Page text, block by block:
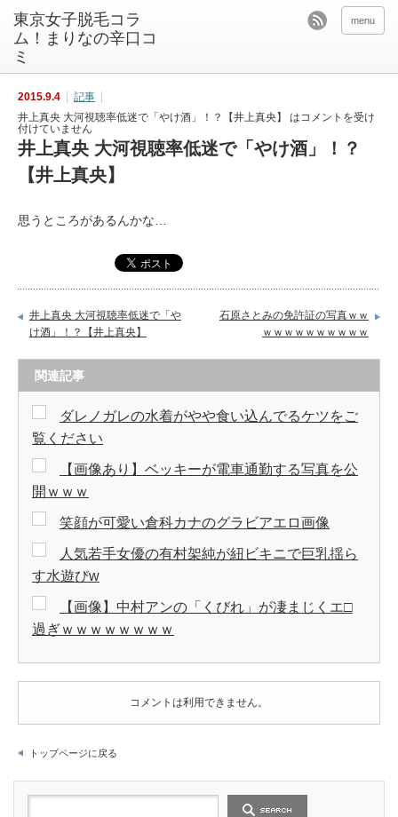
東京女子脱毛コラ
ム！まりなの辛口コ
ミ
menu
2015.9.4
記事
井上真央 大河視聴率低迷で「やけ酒」！？【井上真央】 はコメントを受け
付けていません
井上真央 大河視聴率低迷で「やけ酒」！？
【井上真央】
思うところがあるんかな…
井上真央 大河視聴率低迷で「や
け酒」！？【井上真央】
石原さとみの免許証の写真ｗｗ
ｗｗｗｗｗｗｗｗｗｗ
関連記事
ダレノガレの水着がやや食い込んでるケツをご
覧ください
【画像あり】ベッキーが電車通勤する写真を公
開ｗｗｗ
笑顔が可愛い倉科カナのグラビアエロ画像
人気若手女優の有村架純が紐ビキニで巨乳揺ら
す水遊びw
【画像】中村アンの「くびれ」が凄まじくエ□
過ぎｗｗｗｗｗｗｗｗ
コメントは利用できません。
トップページに戻る